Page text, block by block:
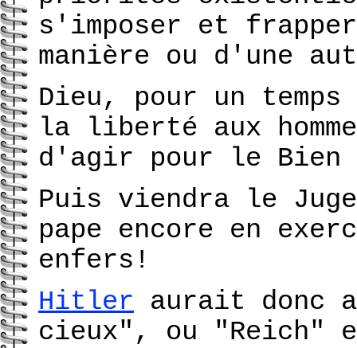
s'imposer et
manière ou d'une
Dieu, pour un
la liberté aux
d'agir pour le
Puis viendra le
pape encore en
enfers!
Hitler aurait donc
cieux", ou "Reich"